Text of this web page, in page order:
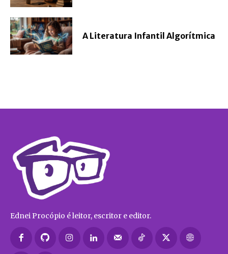
A Literatura Infantil Algorítmica
Ednei Procópio é leitor, escritor e editor.